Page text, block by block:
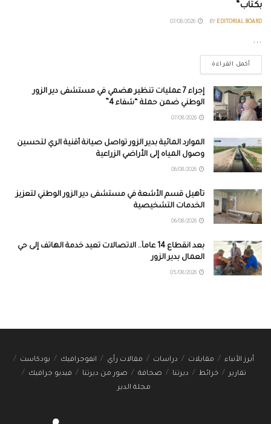
بكتاب”
BY EDITORIAL BOARD
...
أكمل القراءة
إجراء 7 عمليات تنظير هضمي في مستشفى دير الزور
الوطني ضمن حملة “شفاء 4”
الموارد المائية بدير الزور تواصل صيانة أقنية الري لتحسين
وصول المياه إلى الأراضي الزراعية
تأهيل قسم الأشعة في مستشفى دير الزور الوطني لتعزيز
الخدمات التشخيصية
بعد انقطاع 14 عاماً.. الاتصالات تعيد خدمة الهاتف إلى حي
العمال بدير الزور
أبرز الأنباء مقابلات دراسات مقالات رأي انفوجرافيك
بودكاست
تقارير
خرائط ديرتنا صحافة صور من ديرتنا
فيديو جرافيك
مجلة الدير